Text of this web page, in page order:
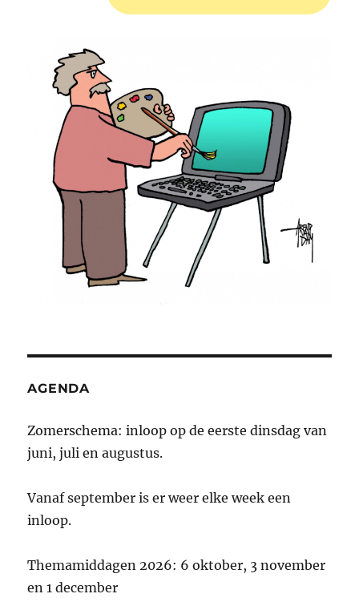
AGENDA
Zomerschema: inloop op de eerste dinsdag van
juni, juli en augustus.
Vanaf september is er weer elke week een
inloop.
Themamiddagen 2026: 6 oktober, 3 november
en 1 december